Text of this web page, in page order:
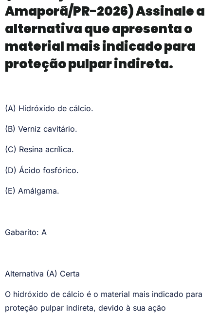
Amaporã/PR-2026) Assinale a
alternativa que apresenta o
material mais indicado para
proteção pulpar indireta.
(A) Hidróxido de cálcio.
(B) Verniz cavitário.
(C) Resina acrílica.
(D) Ácido fosfórico.
(E) Amálgama.
Gabarito: A
Alternativa (A) Certa
O hidróxido de cálcio é o material mais indicado para
proteção pulpar indireta, devido à sua ação